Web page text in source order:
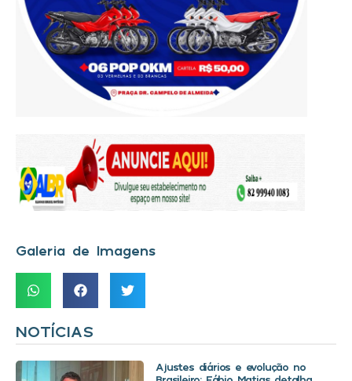
Galeria de Imagens
NOTÍCIAS
Ajustes diários e evolução no